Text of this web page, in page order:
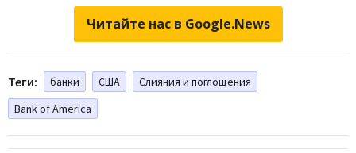
Читайте нас в Google.News
Теги: банки США
Слияния и поглощения
Bank of America